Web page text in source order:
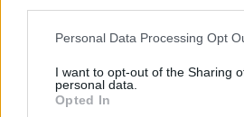
Personal Data Processing Opt
I want to opt-out of the Sharing
personal data.
Opted In
ραντεβού. Αν έπρεπε να πληρώσω
ξενέρωνα. Θα ήμουν κάπως ''τι φάση;''.
τρόπους, εάν ανοίγει και μπαίνει
προηγούνται- και αν έρχεται να με